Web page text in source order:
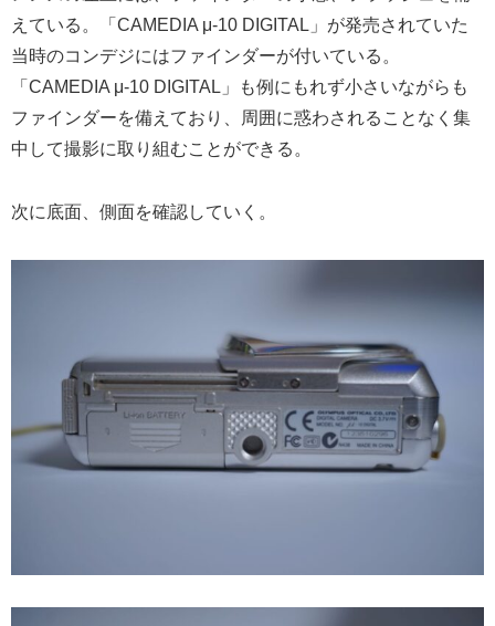
えている。「CAMEDIA μ-10 DIGITAL」が発売されていた
当時のコンデジにはファインダーが付いている。
「CAMEDIA μ-10 DIGITAL」も例にもれず小さいながらも
ファインダーを備えており、周囲に惑わされることなく集
中して撮影に取り組むことができる。
次に底面、側面を確認していく。